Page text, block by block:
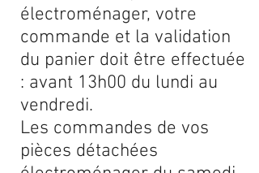
électroménager, votre
commande et la validation
du panier doit être effectuée
: avant 13h00 du lundi au
vendredi.
Les commandes de vos
pièces détachées